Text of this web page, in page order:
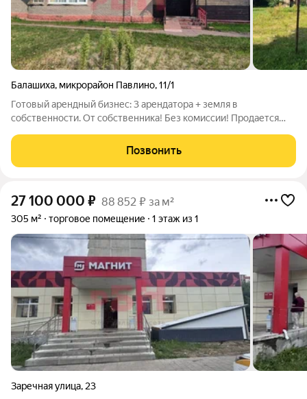
Балашиха, микрорайон Павлино,11/1
Готовый арендный бизнес: 3 арендатора + земля в
собственности. От собственника! Без комиссии! Продается
мкр. Павлино (д. 11/1). Это полностью укомплектованный
коммерческий объект с действующими
Позвонить
27 100 000 ₽ 88 852 ₽ за м²
305 м² торговое помещение 1 этаж из 1
Заречная улица, 23